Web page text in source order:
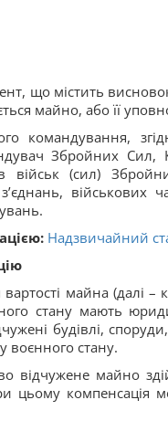
що містить
майно, або її
командування,
Збройних Сил,
військ (сил)
Надзвичайний
майна (далі –
стану мають
будівлі,
воєнного стану.
відчужене майно
цьому компенсація